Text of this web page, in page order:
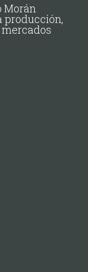
Morán
producción,